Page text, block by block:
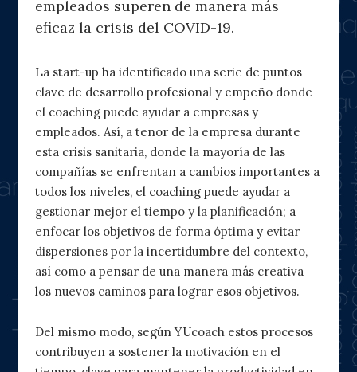
empleados superen de manera más
eficaz la crisis del COVID-19.
La start-up ha identificado una serie de puntos
clave de desarrollo profesional y empeño donde
el coaching puede ayudar a empresas y
empleados. Así, a tenor de la empresa durante
esta crisis sanitaria, donde la mayoría de las
compañías se enfrentan a cambios importantes a
todos los niveles, el coaching puede ayudar a
gestionar mejor el tiempo y la planificación; a
enfocar los objetivos de forma óptima y evitar
dispersiones por la incertidumbre del contexto,
así como a pensar de una manera más creativa
los nuevos caminos para lograr esos objetivos.
Del mismo modo, según YUcoach estos procesos
contribuyen a sostener la motivación en el